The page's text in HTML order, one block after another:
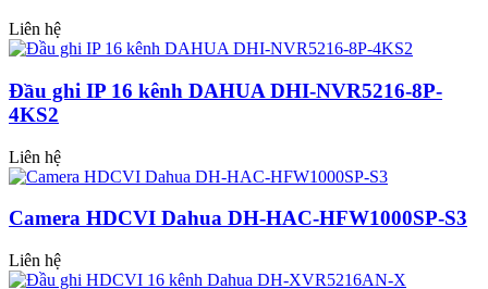
Liên hệ
Đầu ghi IP 16 kênh DAHUA DHI-NVR5216-8P-
4KS2
Liên hệ
Camera HDCVI Dahua DH-HAC-HFW1000SP-S3
Liên hệ